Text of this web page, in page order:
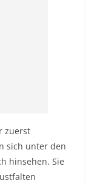
zuerst
sich unter den
hinsehen. Sie